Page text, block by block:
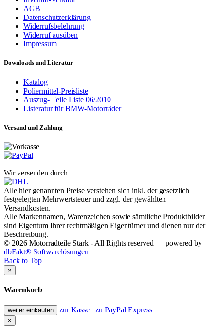
AGB
Datenschutzerklärung
Widerrufsbelehrung
Widerruf ausüben
Impressum
Downloads und Literatur
Katalog
Poliermittel-Preisliste
Auszug- Teile Liste 06/2010
Listeratur für BMW-Motorräder
Versand und Zahlung
Wir versenden durch
Alle hier genannten Preise verstehen sich inkl. der gesetzlich
festgelegten Mehrwertsteuer und zzgl. der gewählten
Versandkosten.
Alle Markennamen, Warenzeichen sowie sämtliche Produktbilder
sind Eigentum Ihrer rechtmäßigen Eigentümer und dienen nur der
Beschreibung.
© 2026 Motorradteile Stark - All Rights reserved — powered by
dbFakt® Softwarelösungen
Back to Top
×
Warenkorb
weiter einkaufen zur Kasse zu PayPal Express
×